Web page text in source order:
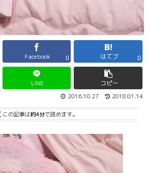
Facebook 0 はてブ 0
LINE コピー
2018.01.14
2016.10.27
この記事は約4分で読めます。